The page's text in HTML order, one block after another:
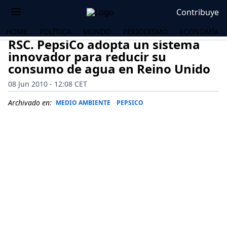
Contribuye
HOME POLÍTICA MUNDO PERIODISMO ECONOMÍA
RSC. PepsiCo adopta un sistema
innovador para reducir su
consumo de agua en Reino Unido
08 Jun 2010 - 12:08 CET
Archivado en: MEDIO AMBIENTE PEPSICO